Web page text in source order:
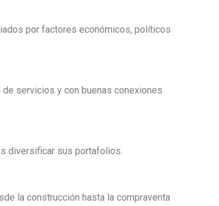
por factores económicos, políticos
servicios y con buenas conexiones
diversificar sus portafolios.
la construcción hasta la compraventa